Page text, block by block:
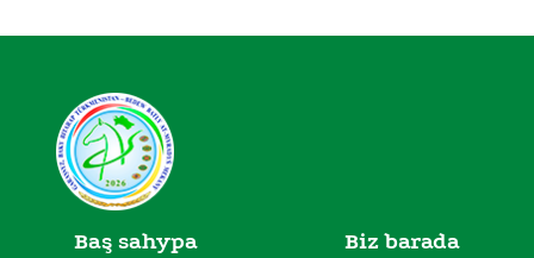
Baş sahypa Biz barada